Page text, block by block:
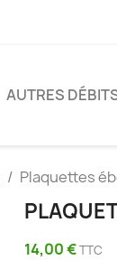
AUTRES
Plaquettes
14,00 €TTC